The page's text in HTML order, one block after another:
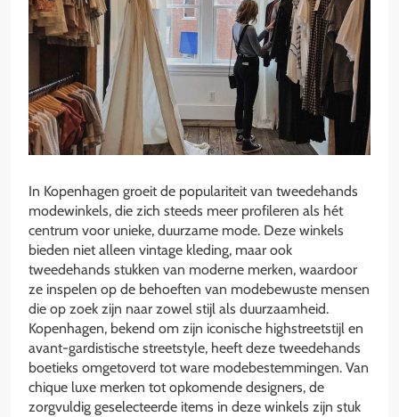
In Kopenhagen groeit de populariteit van tweedehands
modewinkels, die zich steeds meer profileren als hét
centrum voor unieke, duurzame mode. Deze winkels
bieden niet alleen vintage kleding, maar ook
tweedehands stukken van moderne merken, waardoor
ze inspelen op de behoeften van modebewuste mensen
die op zoek zijn naar zowel stijl als duurzaamheid.
Kopenhagen, bekend om zijn iconische highstreetstijl en
avant-gardistische streetstyle, heeft deze tweedehands
boetieks omgetoverd tot ware modebestemmingen. Van
chique luxe merken tot opkomende designers, de
zorgvuldig geselecteerde items in deze winkels zijn stuk